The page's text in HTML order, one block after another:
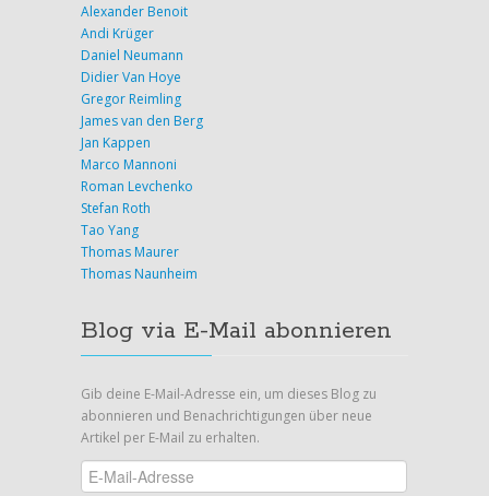
Alexander Benoit
Andi Krüger
Daniel Neumann
Didier Van Hoye
Gregor Reimling
James van den Berg
Jan Kappen
Marco Mannoni
Roman Levchenko
Stefan Roth
Tao Yang
Thomas Maurer
Thomas Naunheim
Blog via E-Mail abonnieren
Gib deine E-Mail-Adresse ein, um dieses Blog zu
abonnieren und Benachrichtigungen über neue
Artikel per E-Mail zu erhalten.
E-
Mail-